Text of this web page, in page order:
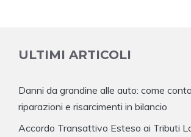
ULTIMI ARTICOLI
Danni da grandine alle auto: come
riparazioni e risarcimenti in bilancio
Accordo Transattivo Esteso ai Tributi